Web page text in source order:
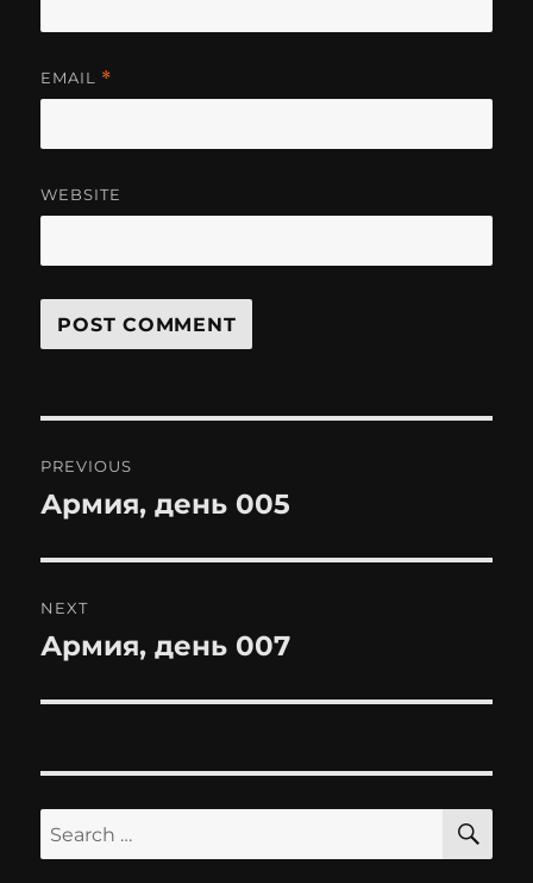
EMAIL *
WEBSITE
navigation
PREVIOUS
Previous
Армия, день 005
NEXT
Next
Армия, день 007
Search
for: